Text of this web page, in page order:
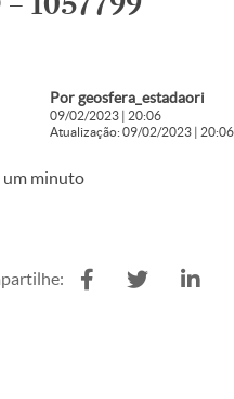
Por geosfera_estadaori
09/02/2023 | 20:06
Atualização: 09/02/2023 | 20:06
um minuto